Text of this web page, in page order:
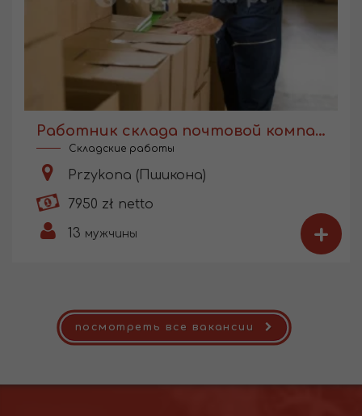
Работник склада почтовой компании
Складские работы
Przykona (Пшикона)
7950 zł netto
13 мужчины +
посмотреть все вакансии